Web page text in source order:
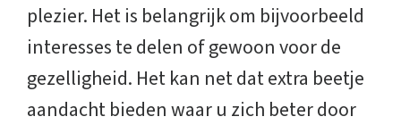
plezier. Het is belangrijk om bijvoorbeeld
interesses te delen of gewoon voor de
gezelligheid. Het kan net dat extra beetje
aandacht bieden waar u zich beter door